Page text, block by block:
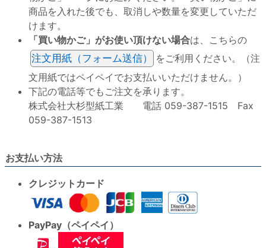
商品を入れた後でも、取消しや数量を変更していただ
けます。
「買い物かご」がお使い頂けない場合は、こちらの
注文用紙（フォーム送信）
をご利用ください。（注
文用紙ではペイペイでお支払いいただけません。）
下記の電話等でもご注文を承ります。
株式会社大杉型紙工業 電話 059-387-1515 Fax
059-387-1513
お支払い方法
クレジットカード
PayPay（ペイペイ）